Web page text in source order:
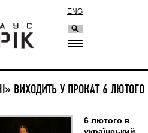
ENG
ВИХОДИТЬ У ПРОКАТ 6 ЛЮТОГО
6 лютого в